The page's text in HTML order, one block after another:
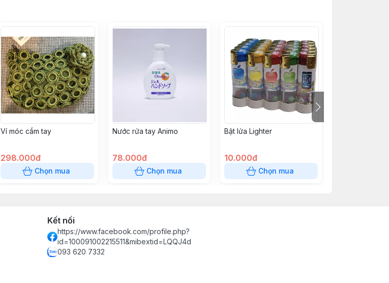
Ví móc cầm tay
298.000đ
Chọn mua
Nước rửa tay Animo
78.000đ
Chọn mua
Bật lửa Lighter
10.000đ
Chọn mua
Kết nối
https://www.facebook.com/profile.php?
id=100091002215511&mibextid=LQQJ4d
093 620 7332